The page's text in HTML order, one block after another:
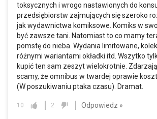
toksycznych i wrogo nastawionych do
przedsiębiorstw zajmujących się szeroko
jak wydawnictwa komiksowe. Komiks w
być zawsze tani. Natomiast to co mamy
pomstę do nieba. Wydania limitowane,
różnymi wariantami okładki itd. Wszytko
kupić ten sam zeszyt wielokrotnie.
scamy, że omnibus w twardej oprawie
(W poszukiwaniu ptaka czasu). Dramat.
10 2 Odpowiedz »